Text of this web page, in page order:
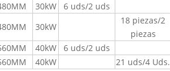
30kW 6 uds/2 uds
30kW
18 piezas/2
piezas
40kW 6 uds/2 uds
40kW 21 uds/4 Uds.